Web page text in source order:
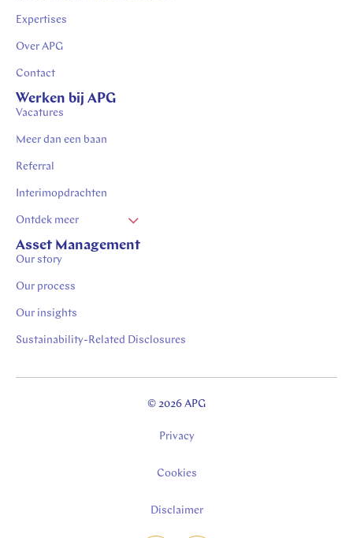
Expertises
Over APG
Contact
Werken bij APG
Vacatures
Meer dan een baan
Referral
Interimopdrachten
Ontdek meer
Vacatures Zuid Limburg
Stages in Zuid-Limburg
Asset Management
Our story
Our process
Our insights
Sustainability-Related Disclosures
© 2026 APG
Privacy
Cookies
Disclaimer